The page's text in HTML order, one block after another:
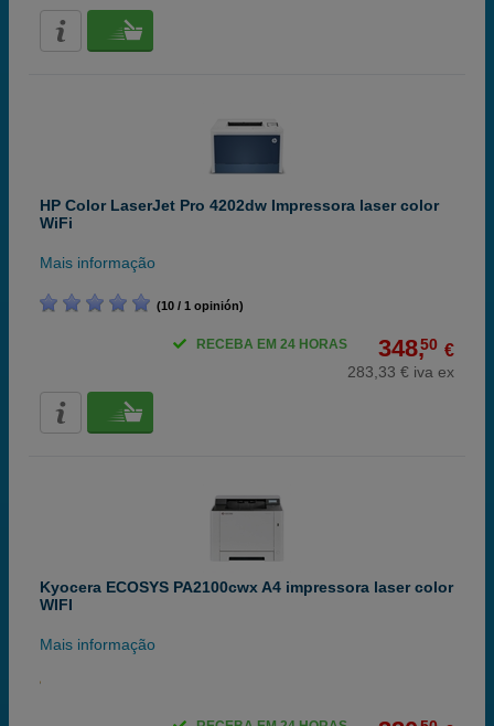
HP Color LaserJet Pro 4202dw Impressora laser color
WiFi
Mais informação
(10 / 1 opinión)
348,50 €
283,33 € iva ex
RECEBA EM 24 HORAS
Kyocera ECOSYS PA2100cwx A4 impressora laser color
WIFI
Mais informação